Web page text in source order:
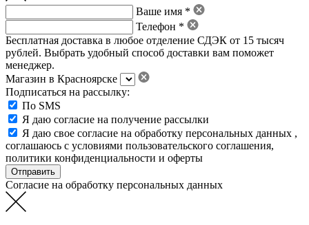
Ваше имя *
Телефон *
Бесплатная доставка в любое отделение СДЭК от 15 тысяч
рублей. Выбрать удобный способ доставки вам поможет
менеджер.
Магазин в Красноярске
Подписаться на рассылку:
По SMS
Я даю согласие на получение рассылки
Я даю свое согласие на обработку персональных данных ,
соглашаюсь с условиями пользовательского соглашения,
политики конфиденциальности и оферты
Согласие на обработку персональных данных